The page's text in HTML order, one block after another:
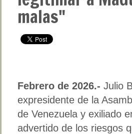
malas"
Febrero de 2026.- Julio
expresidente de la
de Venezuela y exiliado
advertido de los riesgos